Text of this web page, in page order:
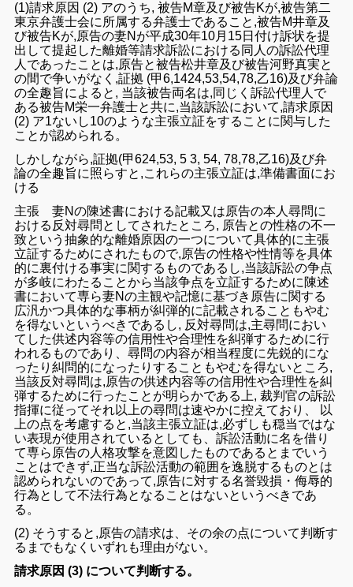
(1)請求原因 (2) アのうち,被告M章及び被告Kが,被告第二
東京弁護士会に所属する弁護士である こと ,被告M井章及
び被告Kが,原告の妻Nが平成30年10月 15日付け訴状を提
出 して提起した離婚等請求訴訟における同人の訴訟代理
人であったこと は,原告と被告松井章及び被告河野真実と
の間で争いがなく,証拠 (甲6,1424,53,54,78,乙16)及び弁論
の全趣旨による と, 当該被告両名は,同じく訴訟代理人 で
ある被告M栄一弁護士と共に,当該訴訟において,請求原因
(2) ア1ない し10のよう な主張立証をする ことに関与した
こと が認められる。
しかしながら,証拠(甲624,53,5 3, 54,78,78,乙16)及 び弁
論の全趣旨に照らすと,これらの主張立証は,準備書面にお
ける
主張 妻Nの陳述書における記載又は原告の本人尋問に
おける反対尋問として された ところ, 原告との性格の不一
致という抽象的な離婚原因の一つについて具体的に主張
立証するためにされたもので,原告の性格や性情等を具体
的に裏付ける事実に関する ものである し,当該訴訟の争点
が多岐にわたる ことから当該争点を立証するために 陳述
書において専ら妻Nの主観や記憶に基づき 原告に関する
広汎かつ具体的な事柄が糾弾的に記載される こともやむ
を得ないというべきである し, 反対尋問は,主尋問におい
てした供述内容等の信用性や合理性を糾弾するために行
われるものであり、尋問の内容が相当程度に先鋭的にな
ったり糾問的になったりする こと もやむを得ないところ,
当該反対尋問は,原告の供述内容等の信用性や合理性を糾
弾するために行った こ と が明らかである 上, 裁判官の訴訟
指揮に従ってそれ以上の尋問は速やかに控えており
、 以
上の点を考慮すると,当該主張立証は,必ずし も穏当ではな
い表現が使用されているとしても 、訴訟活動に名を借り
て専ら原告の人格攻撃を意図 したものである とまでいう
ことはできず,正当な訴訟活動の範囲を逸脱する ものとは
認められないのであって,原告に対する名誉毀損 ・侮辱的
行為として不法行為と なる ことはないというべきであ
る。
(2) そうすると,原告の請求は、その余の点について判断す
る までもな くいずれも理由がない。
請求原因 (3) について判断する。